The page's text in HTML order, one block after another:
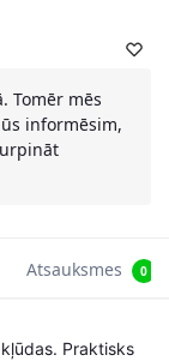
Tomēr mēs
informēsim,
Atsauksmes 0
Praktisks